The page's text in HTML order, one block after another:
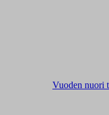
Vuoden nuori